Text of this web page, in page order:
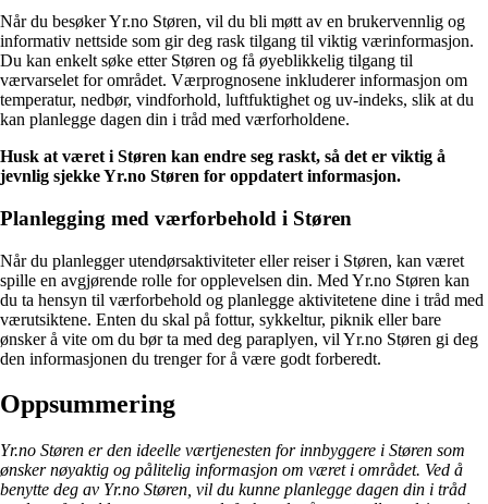
Når du besøker Yr.no Støren, vil du bli møtt av en brukervennlig og
informativ nettside som gir deg rask tilgang til viktig værinformasjon.
Du kan enkelt søke etter Støren og få øyeblikkelig tilgang til
værvarselet for området. Værprognosene inkluderer informasjon om
temperatur, nedbør, vindforhold, luftfuktighet og uv-indeks, slik at du
kan planlegge dagen din i tråd med værforholdene.
Husk at været i Støren kan endre seg raskt, så det er viktig å
jevnlig sjekke Yr.no Støren for oppdatert informasjon.
Planlegging med værforbehold i Støren
Når du planlegger utendørsaktiviteter eller reiser i Støren, kan været
spille en avgjørende rolle for opplevelsen din. Med Yr.no Støren kan
du ta hensyn til værforbehold og planlegge aktivitetene dine i tråd med
værutsiktene. Enten du skal på fottur, sykkeltur, piknik eller bare
ønsker å vite om du bør ta med deg paraplyen, vil Yr.no Støren gi deg
den informasjonen du trenger for å være godt forberedt.
Oppsummering
Yr.no Støren er den ideelle værtjenesten for innbyggere i Støren som
ønsker nøyaktig og pålitelig informasjon om været i området. Ved å
benytte deg av Yr.no Støren, vil du kunne planlegge dagen din i tråd